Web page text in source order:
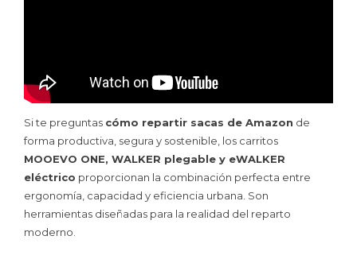
Si te preguntas cómo repartir sacas de Amazon de
forma productiva, segura y sostenible, los carritos
MOOEVO ONE, WALKER plegable y eWALKER
eléctrico proporcionan la combinación perfecta entre
ergonomía, capacidad y eficiencia urbana. Son
herramientas diseñadas para la realidad del reparto
moderno.